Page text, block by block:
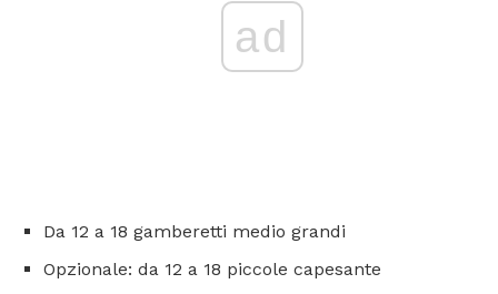
ad
Da 12 a 18 gamberetti medio grandi
Opzionale: da 12 a 18 piccole capesante